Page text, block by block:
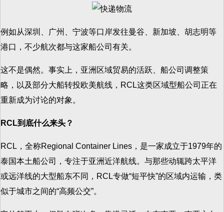
例如从深圳、广州、宁波等口岸发往曼谷、新加坡、胡志明等
港口，不少航次都与这家船公司有关。
这不是偶然。事实上，亚洲区域贸易的活跃、船公司调整策
略，以及部分大船转投欧美航线，RCL这类区域型船公司正在
重新成为讨论的对象。
RCL到底什么来头？
RCL，全称Regional Container Lines，是一家成立于1979年的
泰国本土船公司，专注于亚洲近洋航线。与那些动辄跨太平洋
或远洋线的大型船东不同，RCL专做“短平快”的区域内运输，类
似于城市之间的“高频公交”。